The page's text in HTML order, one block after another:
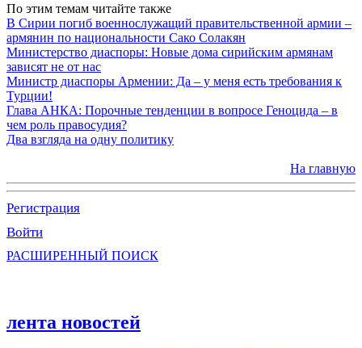
По этим темам читайте также
В Сирии погиб военнослужащий правительственной армии –
армянин по национальности Сако Солакян
Министерство диаспоры: Новые дома сирийским армянам
зависят не от нас
Министр диаспоры Армении: Да – у меня есть требования к
Турции!
Глава АНКА: Порочные тенденции в вопросе Геноцида – в
чем роль правосудия?
Два взгляда на одну политику
На главную
Регистрация
Войти
РАСШИРЕННЫЙ ПОИСК
лента новостей